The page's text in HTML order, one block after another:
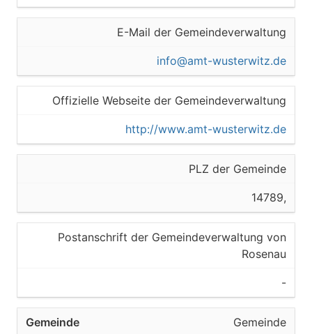
E-Mail der Gemeindeverwaltung
info@amt-wusterwitz.de
Offizielle Webseite der Gemeindeverwaltung
http://www.amt-wusterwitz.de
PLZ der Gemeinde
14789,
Postanschrift der Gemeindeverwaltung von
Rosenau
-
Gemeinde